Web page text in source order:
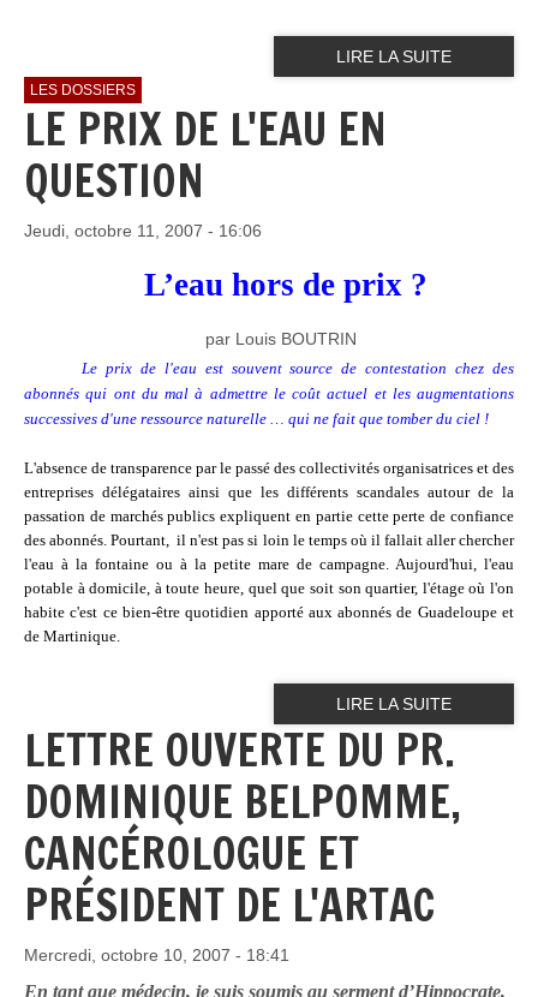
LIRE LA SUITE
LES DOSSIERS
LE PRIX DE L'EAU EN
QUESTION
Jeudi, octobre 11, 2007 - 16:06
L’eau hors de prix ?
par Louis BOUTRIN
Le prix de l'eau est souvent source de contestation chez des
abonnés qui ont du mal à admettre le coût actuel et les augmentations
successives d'une ressource naturelle … qui ne fait que tomber du ciel !
L'absence de transparence par le passé des collectivités organisatrices et des
entreprises délégataires ainsi que les différents scandales autour de la
passation de marchés publics expliquent en partie cette perte de confiance
des abonnés. Pourtant, il n'est pas si loin le temps où il fallait aller chercher
l'eau à la fontaine ou à la petite mare de campagne. Aujourd'hui, l'eau
potable à domicile, à toute heure, quel que soit son quartier, l'étage où l'on
habite c'est ce bien-être quotidien apporté aux abonnés de Guadeloupe et
de Martinique.
LIRE LA SUITE
LETTRE OUVERTE DU PR.
DOMINIQUE BELPOMME,
CANCÉROLOGUE ET
PRÉSIDENT DE L'ARTAC
Mercredi, octobre 10, 2007 - 18:41
En tant que médecin, je suis soumis au serment d’Hippocrate,